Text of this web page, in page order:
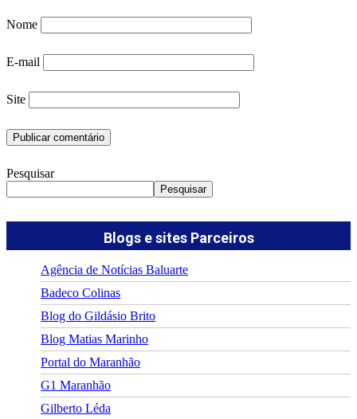
Nome
E-mail
Site
Pesquisar
Pesquisar
Blogs e sites Parceiros
Agência de Notícias Baluarte
Badeco Colinas
Blog do Gildásio Brito
Blog Matias Marinho
Portal do Maranhão
G1 Maranhão
Gilberto Léda